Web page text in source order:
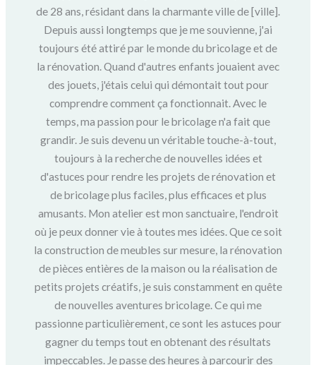
de 28 ans, résidant dans la charmante ville de [ville].
Depuis aussi longtemps que je me souvienne, j'ai
toujours été attiré par le monde du bricolage et de
la rénovation. Quand d'autres enfants jouaient avec
des jouets, j'étais celui qui démontait tout pour
comprendre comment ça fonctionnait. Avec le
temps, ma passion pour le bricolage n'a fait que
grandir. Je suis devenu un véritable touche-à-tout,
toujours à la recherche de nouvelles idées et
d'astuces pour rendre les projets de rénovation et
de bricolage plus faciles, plus efficaces et plus
amusants. Mon atelier est mon sanctuaire, l'endroit
où je peux donner vie à toutes mes idées. Que ce soit
la construction de meubles sur mesure, la rénovation
de pièces entières de la maison ou la réalisation de
petits projets créatifs, je suis constamment en quête
de nouvelles aventures bricolage. Ce qui me
passionne particulièrement, ce sont les astuces pour
gagner du temps tout en obtenant des résultats
impeccables. Je passe des heures à parcourir des